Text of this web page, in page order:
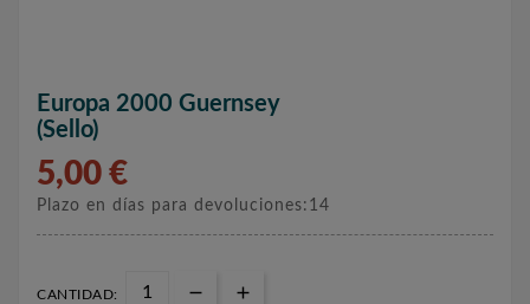
Europa 2000 Guernsey
(sello)
5,00 €
Plazo en días para devoluciones:14
CANTIDAD: